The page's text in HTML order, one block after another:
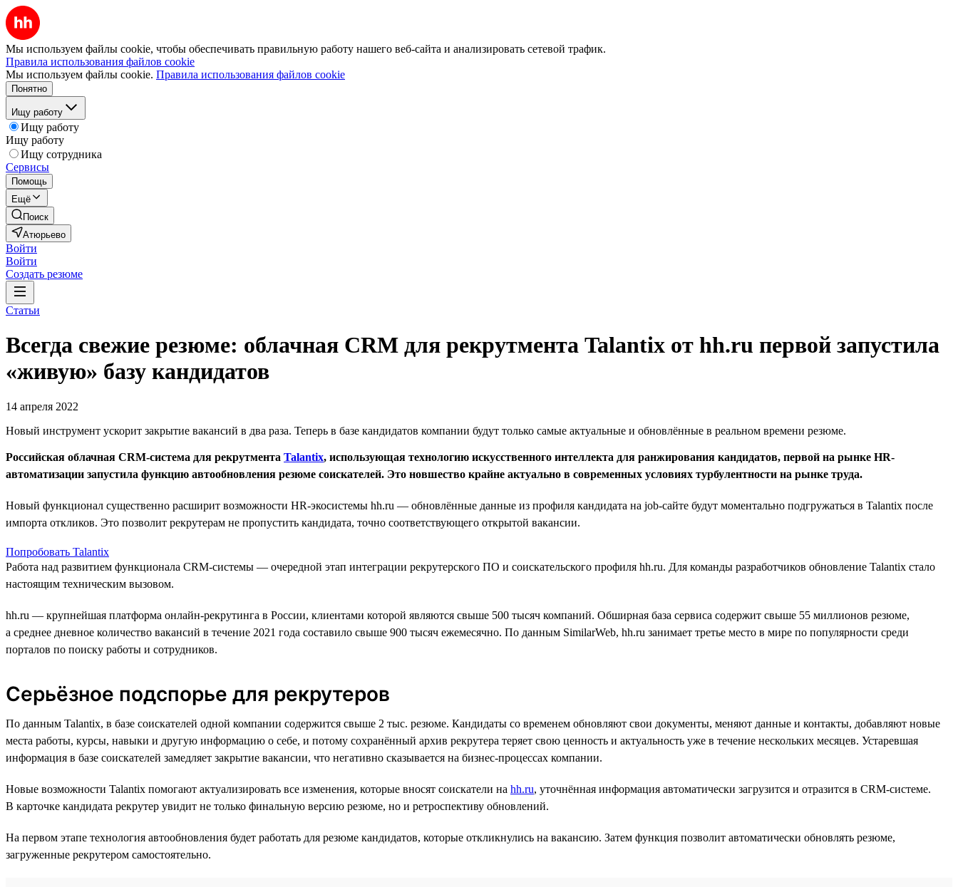
Мы используем файлы cookie, чтобы обеспечивать правильную работу нашего веб-сайта и анализировать сетевой трафик.
Правила использования файлов cookie
Мы используем файлы cookie. Правила использования файлов cookie
Понятно
Ищу работу
Ищу работу
Ищу работу
Ищу сотрудника
Сервисы
Помощь
Ещё
Поиск
Атюрьево
Войти
Войти
Создать резюме
Статьи
Всегда свежие резюме: облачная CRM для рекрутмента Talantix от hh.ru первой запустила
«живую» базу кандидатов
14 апреля 2022
Новый инструмент ускорит закрытие вакансий в два раза. Теперь в базе кандидатов компании будут только самые актуальные и обновлённые в реальном времени резюме.
Российская облачная CRM-система для рекрутмента Talantix, использующая технологию искусственного интеллекта для ранжирования кандидатов, первой на рынке HR-
автоматизации запустила функцию автообновления резюме соискателей. Это новшество крайне актуально в современных условиях турбулентности на рынке труда.
Новый функционал существенно расширит возможности HR-экосистемы hh.ru — обновлённые данные из профиля кандидата на job-сайте будут моментально подгружаться в Talantix после
импорта откликов. Это позволит рекрутерам не пропустить кандидата, точно соответствующего открытой вакансии.
Попробовать Talantix
Работа над развитием функционала CRM-системы — очередной этап интеграции рекрутерского ПО и соискательского профиля hh.ru. Для команды разработчиков обновление Talantix стало
настоящим техническим вызовом.
hh.ru — крупнейшая платформа онлайн-рекрутинга в России, клиентами которой являются свыше 500 тысяч компаний. Обширная база сервиса содержит свыше 55 миллионов резюме,
а среднее дневное количество вакансий в течение 2021 года составило свыше 900 тысяч ежемесячно. По данным SimilarWeb, hh.ru занимает третье место в мире по популярности среди
порталов по поиску работы и сотрудников.
Серьёзное подспорье для рекрутеров
По данным Talantix, в базе соискателей одной компании содержится свыше 2 тыс. резюме. Кандидаты со временем обновляют свои документы, меняют данные и контакты, добавляют новые
места работы, курсы, навыки и другую информацию о себе, и потому сохранённый архив рекрутера теряет свою ценность и актуальность уже в течение нескольких месяцев. Устаревшая
информация в базе соискателей замедляет закрытие вакансии, что негативно сказывается на бизнес-процессах компании.
Новые возможности Talantix помогают актуализировать все изменения, которые вносят соискатели на hh.ru, уточнённая информация автоматически загрузится и отразится в CRM-системе.
В карточке кандидата рекрутер увидит не только финальную версию резюме, но и ретроспективу обновлений.
На первом этапе технология автообновления будет работать для резюме кандидатов, которые откликнулись на вакансию. Затем функция позволит автоматически обновлять резюме,
загруженные рекрутером самостоятельно.